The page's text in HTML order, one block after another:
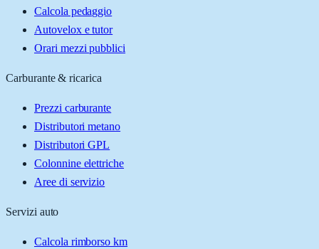
Calcola pedaggio
Autovelox e tutor
Orari mezzi pubblici
Carburante & ricarica
Prezzi carburante
Distributori metano
Distributori GPL
Colonnine elettriche
Aree di servizio
Servizi auto
Calcola rimborso km